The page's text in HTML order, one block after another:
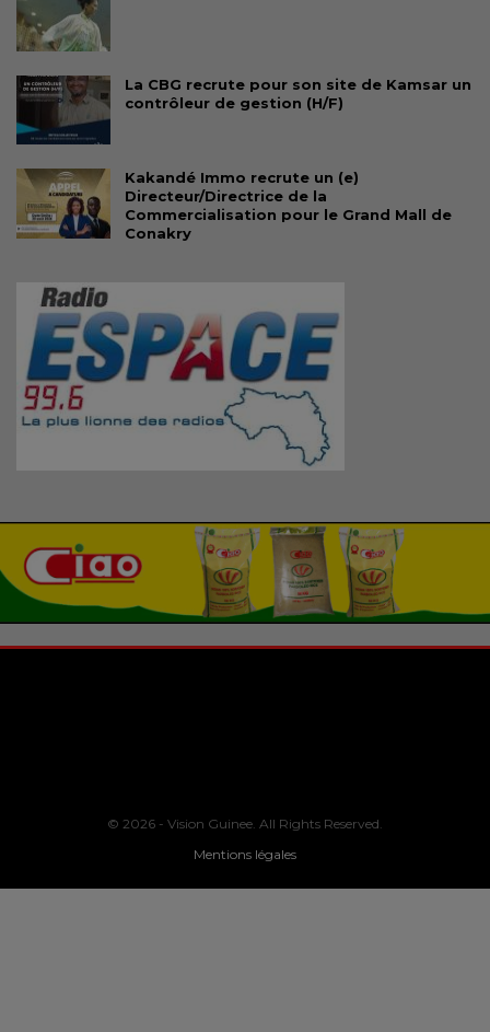
La CBG recrute pour son site de Kamsar un
contrôleur de gestion (H/F)
Kakandé Immo recrute un (e)
Directeur/Directrice de la
Commercialisation pour le Grand Mall de
Conakry
© 2026 - Vision Guinee. All Rights Reserved.
Mentions légales